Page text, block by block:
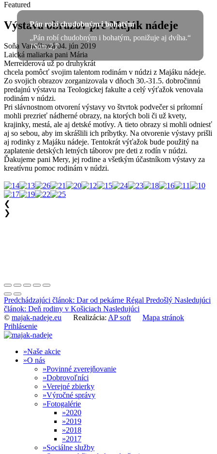
Pán robí chudobným i bohatým
„Pán robí chudobným i bohatým, ponižuje aj dvíha.“
1Sam 2,7
Featured
Výstava obrazov pre Maják nádeje
Soňa Vancáková 04. jún 2019
Laická maliarka pani Mária
Merreiderová už po druhykrát
chcela pomôcť svojim talentom rodinám v núdzi z Majáku nádeje.
Zo svojich obrazov zorganizovala v dňoch 30.-31.5. dobročinnú
predajnú výstavu na Teologickej fakulte a celý výťažok venovala
rodinám v núdzi.
Pri slávnostnom otvorení výstavy vo štvrtok podvečer si prítomní
mohli prezrieť nádherné obrazy, na ktorých boli či už kvety,
krajinky, mestá, ale aj detské motívy. A tieto obrazy si mohli odniesť
aj so sebou, aby im skrášlili ich príbytky. Na otvorenie výstavy prišli
aj rodinky z Majáku nádeje. Tentokrát výťažok bude použitý na
zaplatenie detských letných táborov pre deti z rodín v núdzi.
Ďakujeme pani Mery, jej rodine a všetkým účastníkom výstavy za
kreatívnu pomoc rodinám v núdzi.
❮
❯
Predchádzajúci článok: Dar od pekárne Régal Predošlý Nasledujúci
článok: Deň rodiny v Košiciach Nasledujúci
© majak-nadeje.eu Realizácia: AP soft
Mapa stránok
Prihlásenie
Naše akcie
O nás
Povinné zverejňovanie
Dobrovoľníci
Verejné zbierky
Výročné správy
Fotogalérie
2020
2019
2018
2017
Sociálne služby